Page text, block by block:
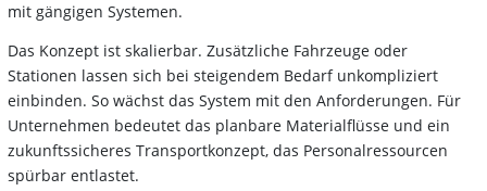
mit gängigen Systemen.
Das Konzept ist skalierbar. Zusätzliche Fahrzeuge oder
Stationen lassen sich bei steigendem Bedarf unkompliziert
einbinden. So wächst das System mit den Anforderungen. Für
Unternehmen bedeutet das planbare Materialflüsse und ein
zukunftssicheres Transportkonzept, das Personalressourcen
spürbar entlastet.